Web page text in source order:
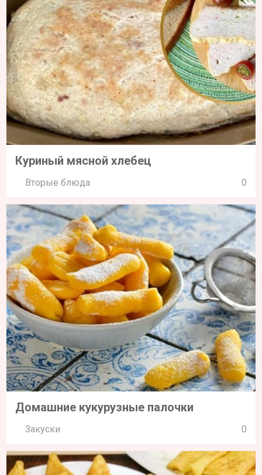
Куриный мясной хлебец
Вторые блюда 0
Домашние кукурузные палочки
Закуски 0